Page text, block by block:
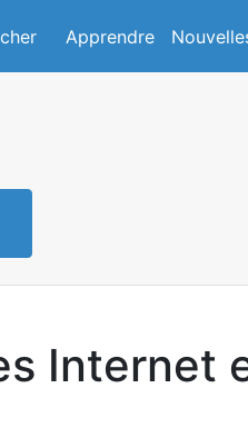
Apprendre
Internet